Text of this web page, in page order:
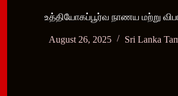
உத்தியோகப்பூர்வ நாணய மற்று
August 26, 2025 Sri Lanka